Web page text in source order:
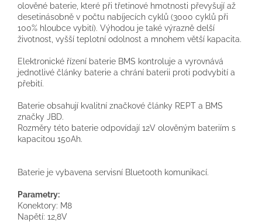
olověné baterie, které při třetinové hmotnosti převyšují až
desetinásobně v počtu nabíjecích cyklů (3000 cyklů při
100% hloubce vybití). Výhodou je také výrazně delší
životnost, vyšší teplotní odolnost a mnohem větší kapacita.
Elektronické řízení baterie BMS kontroluje a vyrovnává
jednotlivé články baterie a chrání baterii proti podvybití a
přebití.
Baterie obsahují kvalitní značkové články REPT a BMS
značky JBD.
Rozměry této baterie odpovídají 12V olověným bateriím s
kapacitou 150Ah.
Baterie je vybavena servisní Bluetooth komunikací.
Parametry:
Konektory: M8
Napětí: 12,8V